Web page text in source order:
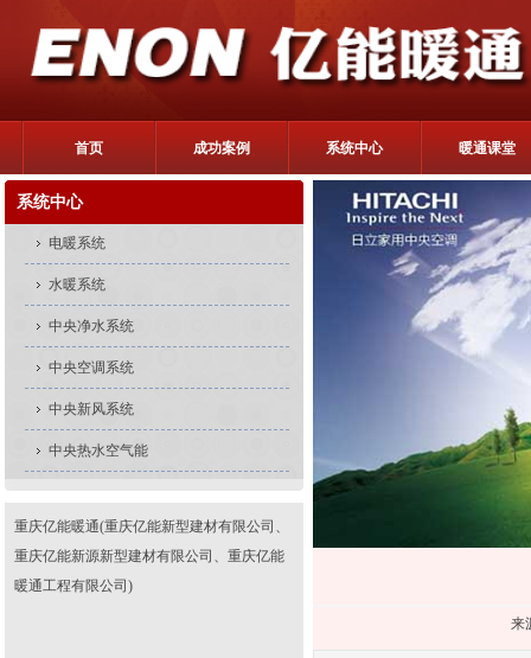
首页 成功案例 系统中心 暖通课堂
系统中心
电暖系统
水暖系统
中央净水系统
中央空调系统
中央新风系统
中央热水空气能
重庆亿能暖通(重庆亿能新型建材有限公司、
重庆亿能新源新型建材有限公司、重庆亿能
暖通工程有限公司)
来